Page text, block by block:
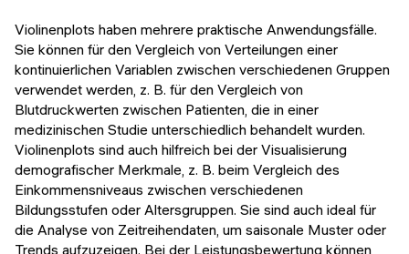
Violinenplots haben mehrere praktische Anwendungsfälle.
Sie können für den Vergleich von Verteilungen einer
kontinuierlichen Variablen zwischen verschiedenen Gruppen
verwendet werden, z. B. für den Vergleich von
Blutdruckwerten zwischen Patienten, die in einer
medizinischen Studie unterschiedlich behandelt wurden.
Violinenplots sind auch hilfreich bei der Visualisierung
demografischer Merkmale, z. B. beim Vergleich des
Einkommensniveaus zwischen verschiedenen
Bildungsstufen oder Altersgruppen. Sie sind auch ideal für
die Analyse von Zeitreihendaten, um saisonale Muster oder
Trends aufzuzeigen. Bei der Leistungsbewertung können